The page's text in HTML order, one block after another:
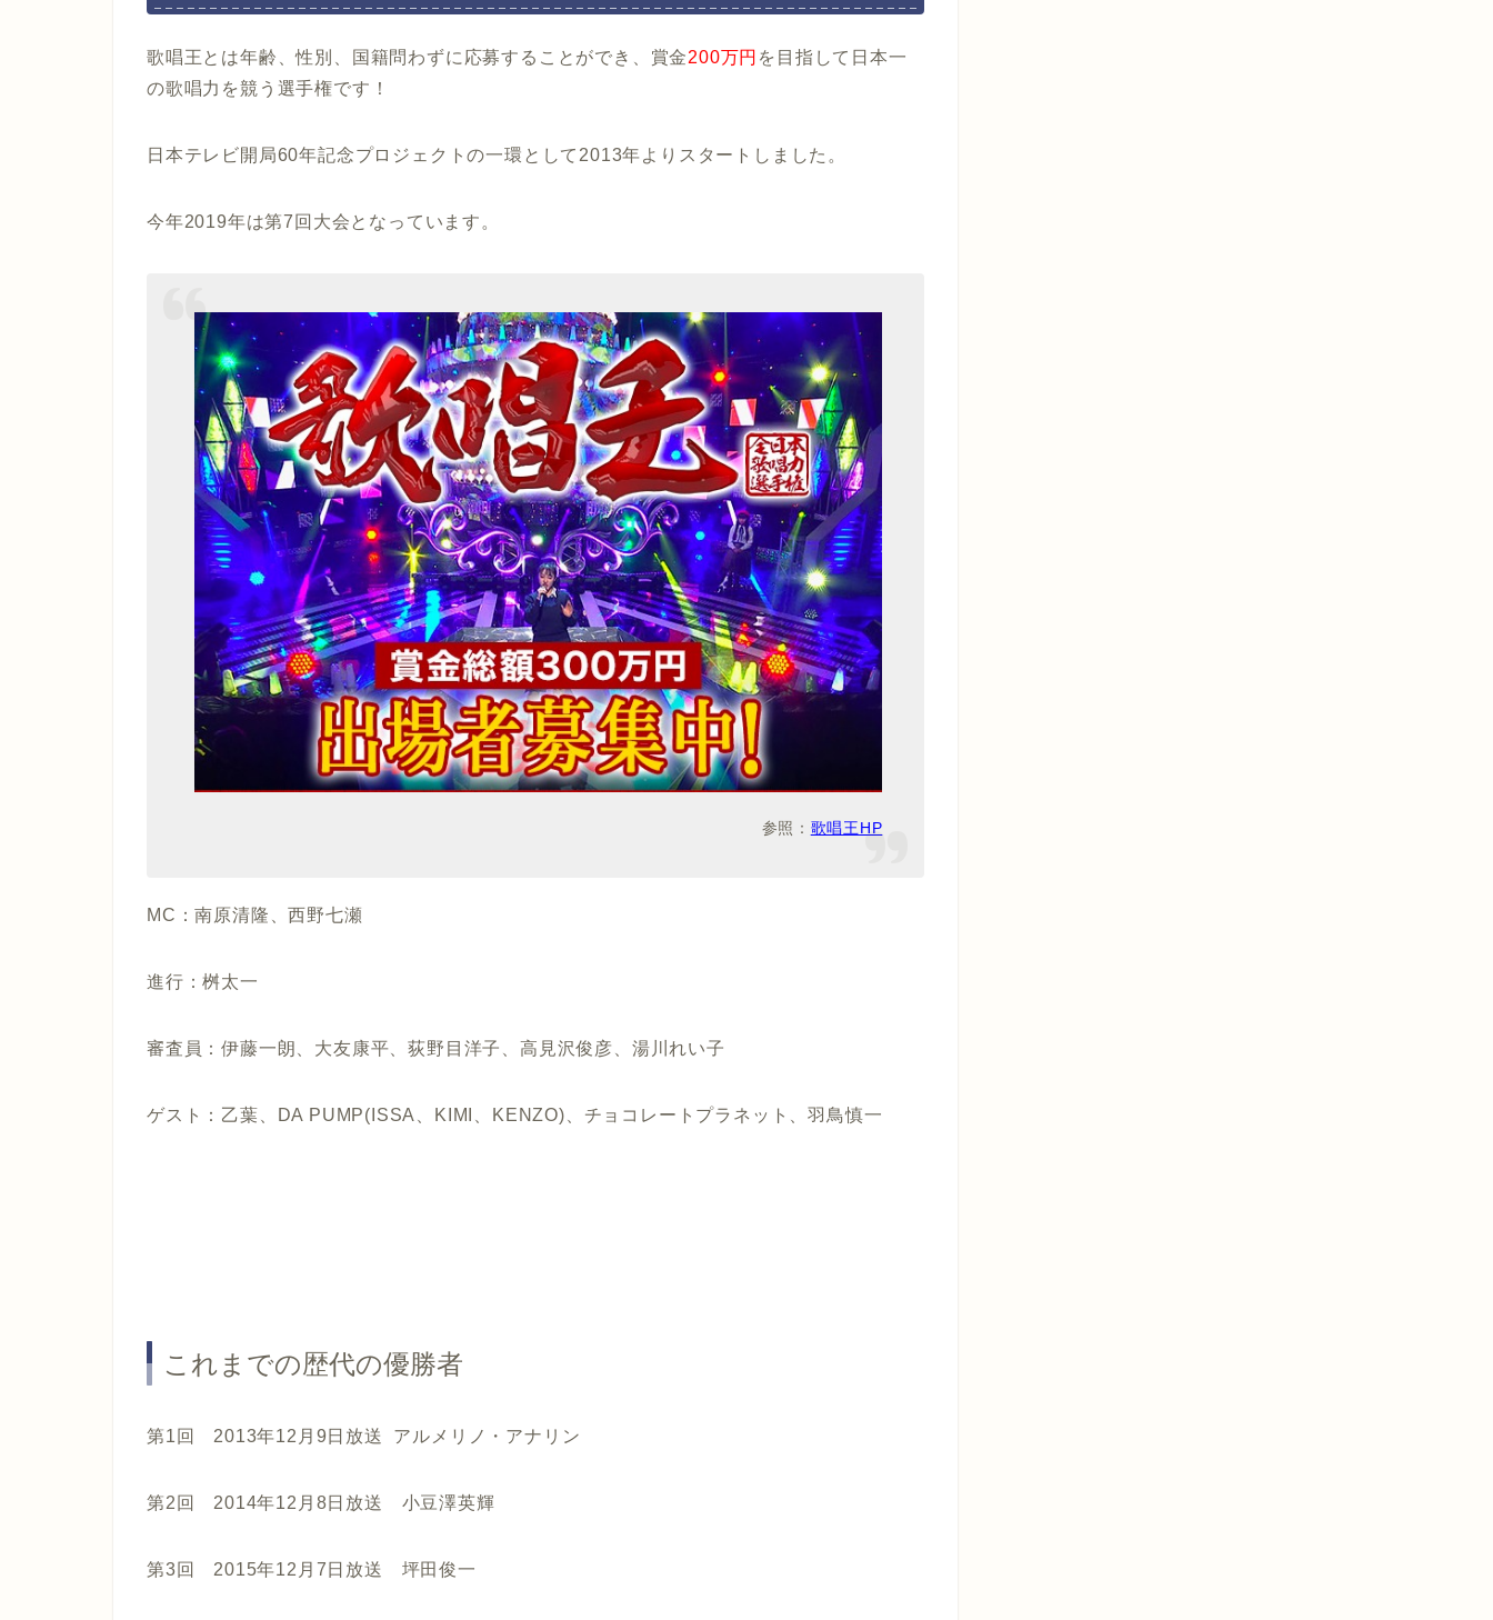
歌唱王とは年齢、性別、国籍問わずに応募することができ、賞金200万円 を目指して日本一
の歌唱力を競う選手権です！
日本テレビ開局60年記念プロジェクトの一環として2013年よりスタートしました。
今年2019年は第7回大会となっています。
参照： 歌唱王HP
MC：南原清隆、西野七瀬
進行：桝太一
審査員：伊藤一朗、大友康平、荻野目洋子、高見沢俊彦、湯川れい子
ゲスト：乙葉、DA PUMP(ISSA、KIMI、KENZO)、チョコレートプラネット、羽鳥慎一
これまでの歴代の優勝者
第1回 2013年12月9日放送 アルメリノ・アナリン
第2回 2014年12月8日放送 小豆澤英輝
第3回 2015年12月7日放送 坪田俊一